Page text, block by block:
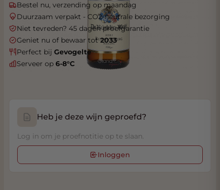
Bestel nu, verzending op maandag
Duurzaam verpakt - CO2-neutrale bezorging
Niet tevreden? 45 dagen proefgarantie
Geniet nu of bewaar tot2033
Perfect bij Gevogelte
Serveer op 6-8°C
Heb je deze wijn geproefd?
Log in om je proefnotitie op te slaan.
Inloggen